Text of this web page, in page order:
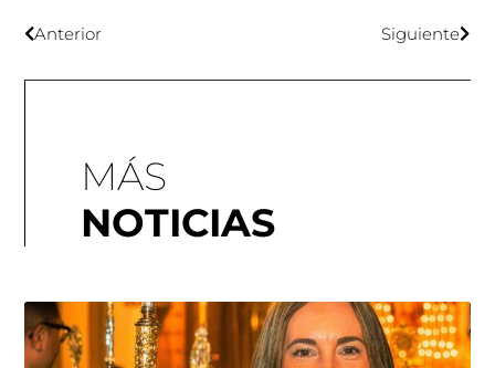
Anterior Siguiente
MÁS
NOTICIAS